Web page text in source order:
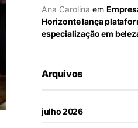
Ana Carolina em
Horizonte lança
especialização em
Arquivos
julho 2026